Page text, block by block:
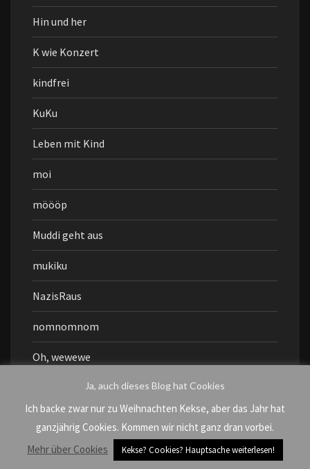
Hin und her
K wie Konzert
kindfrei
KuKu
Leben mit Kind
moi
möööp
Muddi geht aus
mukiku
NazisRaus
nomnomnom
Oh, wewewe
picpicpic
Ja, auch dieses Blog hat Cookies
Ich backe zwar nur zu Weihnachten Kekse, aber das Jahr hat
ganzjährig Cookies. Kommen wir nicht ganz dran vorbei.
Mehr über Cookies
Kekse? Cookies? Hauptsache weiterlesen!